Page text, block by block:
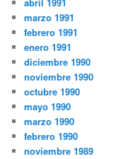
marzo 1991
febrero 1991
enero 1991
diciembre 1990
noviembre 1990
octubre 1990
mayo 1990
marzo 1990
febrero 1990
noviembre 1989